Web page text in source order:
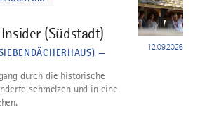
(Südstadt)
—
12.09.2026
durch die historische
schmelzen und in eine